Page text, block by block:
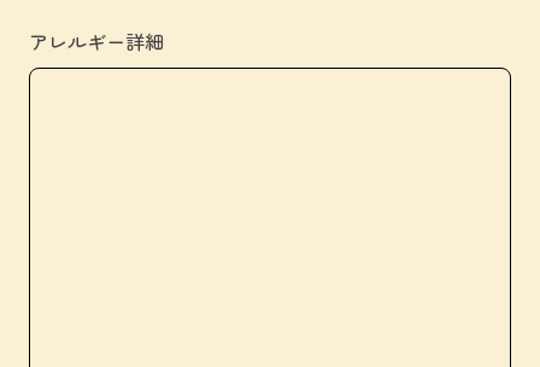
アレルギー詳細